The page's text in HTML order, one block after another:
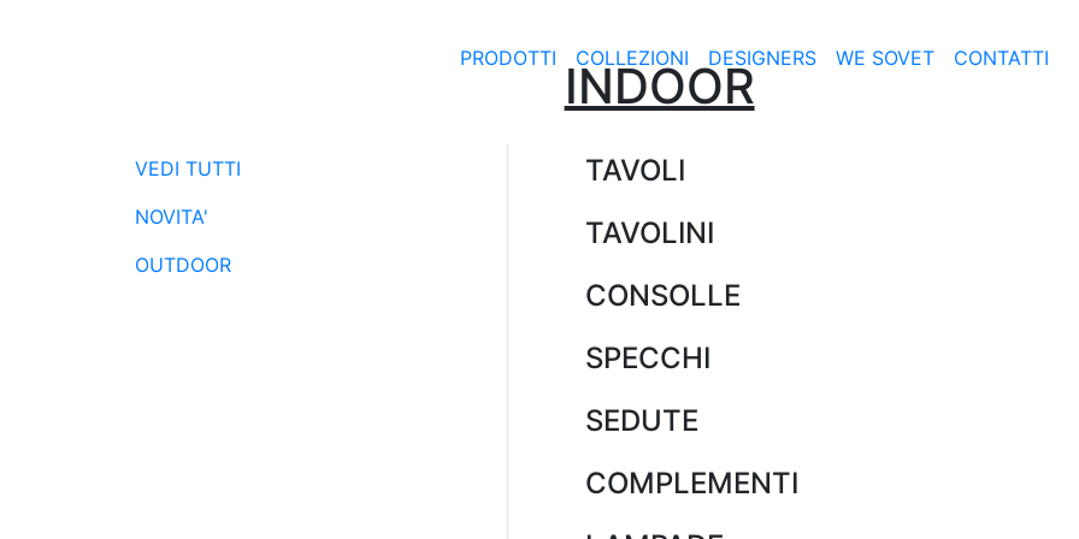
PRODOTTI COLLEZIONI DESIGNERS WE SOVET CONTATTI
INDOOR
VEDI TUTTI
NOVITA'
OUTDOOR
TAVOLI
TAVOLINI
CONSOLLE
SPECCHI
SEDUTE
COMPLEMENTI